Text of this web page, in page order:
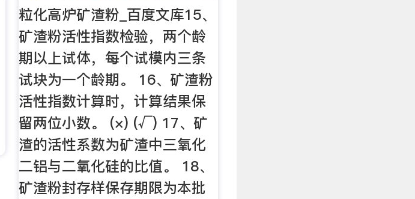
粒化高炉矿渣粉_百度文库15、
矿渣粉活性指数检验，两个龄
期以上试体，每个试模内三条
试块为一个龄期。 16、矿渣粉
活性指数计算时，计算结果保
留两位小数。 (×) (√) 17、矿
渣的活性系数为矿渣中三氧化
二铝与二氧化硅的比值。 18、
矿渣粉封存样保存期限为本批